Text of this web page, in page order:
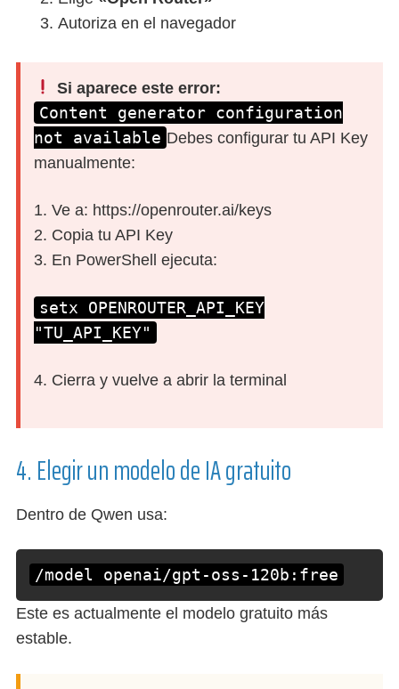
Autoriza en el navegador
Si aparece este error:
Content generator configuration
not available Debes configurar tu API Key
manualmente:
1. Ve a: https://openrouter.ai/keys
2. Copia tu API Key
3. En PowerShell ejecuta:
setx OPENROUTER_API_KEY
"TU_API_KEY"
4. Cierra y vuelve a abrir la terminal
4. Elegir un modelo de IA gratuito
Dentro de Qwen usa:
/model openai/gpt-oss-120b:free
Este es actualmente el modelo gratuito más
estable.